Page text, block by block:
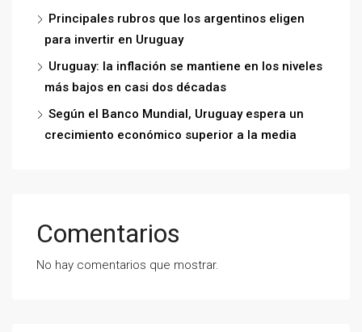
Principales rubros que los argentinos eligen
para invertir en Uruguay
Uruguay: la inflación se mantiene en los niveles
más bajos en casi dos décadas
Según el Banco Mundial, Uruguay espera un
crecimiento económico superior a la media
Comentarios
No hay comentarios que mostrar.